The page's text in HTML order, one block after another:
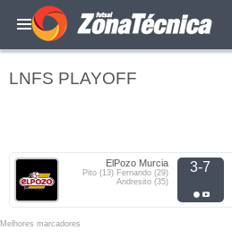
LNFS PLAYOFF
ElPozo Murcia
Pito (13) Fernando (29)
Andresito (35)
3-7
Melhores marcadores